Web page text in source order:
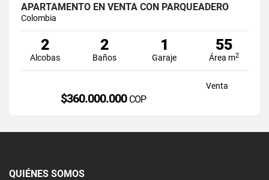
APARTAMENTO EN VENTA CON PARQUEADERO
Colombia
2
Alcobas
2
Baños
1
Garaje
55
Área m2
Venta
$360.000.000 COP
QUIÉNES SOMOS